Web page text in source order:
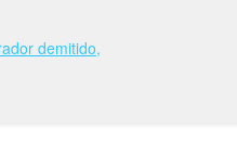
demitido,